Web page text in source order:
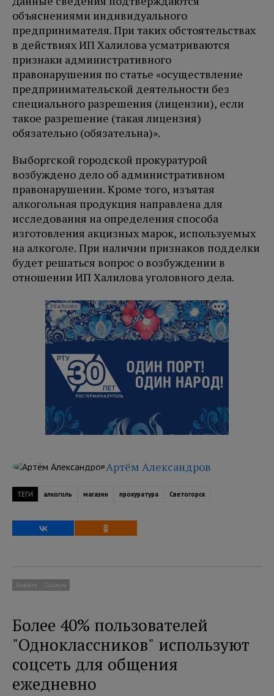
объяснениями индивидуального
предпринимателя. При таких обстоятельствах
в действиях ИП Халилова усматриваются
признаки административного
правонарушения по статье «осуществление
предпринимательской деятельности без
специального разрешения (лицензии), если
такое разрешение (такая лицензия)
обязательно (обязательна)».
Выборгской городской прокуратурой
возбуждено дело об административном
правонарушении. Кроме того, изъятая
алкогольная продукция направлена для
исследования на определения способа
изготовления акцизных марок, используемых
на алкоголе. При наличии признаков подделки
будет решаться вопрос о возбуждении в
отношении ИП Халилова уголовного дела.
РЕКЛАМА
Артём Александров
ТЕГИ алкоголь магазин прокуратура Светогорск
Новости Социум
Более 40% пользователей
"Одноклассников" используют
соцсеть для общения
ежедневно